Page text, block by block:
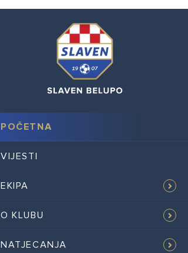
POČETNA
VIJESTI
EKIPA
O KLUBU
NATJECANJA